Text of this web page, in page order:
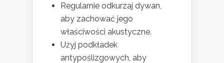
Regularnie odkurzaj dywan,
aby zachować jego
właściwości akustyczne.
Użyj podkładek
antypoślizgowych, aby